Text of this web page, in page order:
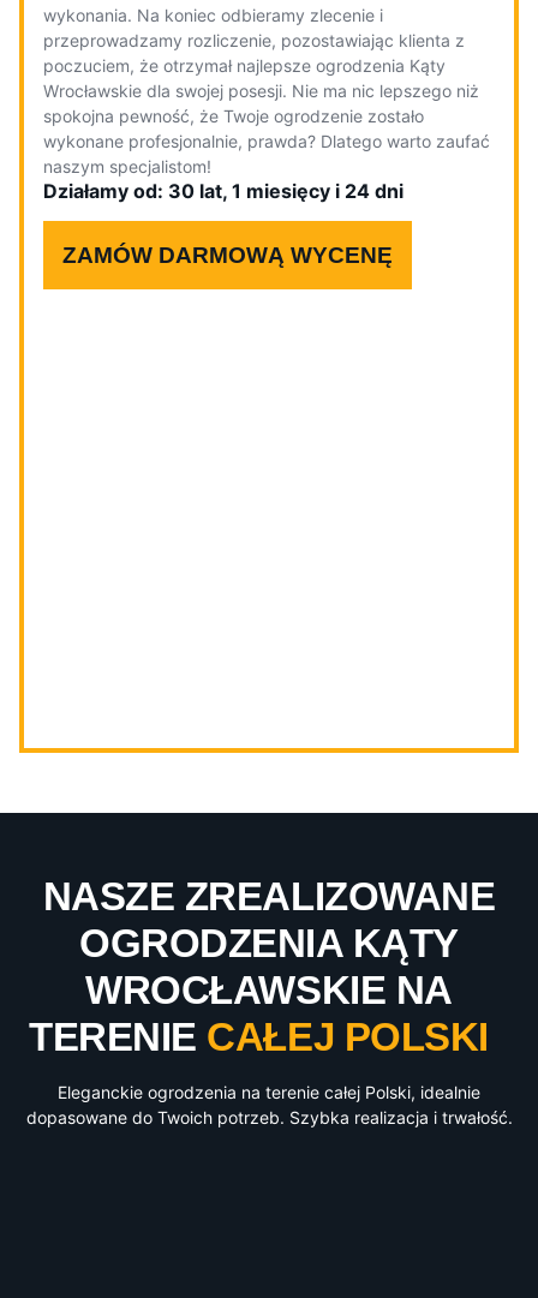
wykonania. Na koniec odbieramy zlecenie i
przeprowadzamy rozliczenie, pozostawiając klienta z
poczuciem, że otrzymał najlepsze ogrodzenia Kąty
Wrocławskie dla swojej posesji. Nie ma nic lepszego niż
spokojna pewność, że Twoje ogrodzenie zostało
wykonane profesjonalnie, prawda? Dlatego warto zaufać
naszym specjalistom!
Działamy od: 30 lat, 1 miesięcy i 24 dni
ZAMÓW DARMOWĄ WYCENĘ
NASZE ZREALIZOWANE
OGRODZENIA KĄTY
WROCŁAWSKIE NA
TERENIE CAŁEJ POLSKI
Eleganckie ogrodzenia na terenie całej Polski, idealnie
dopasowane do Twoich potrzeb. Szybka realizacja i trwałość.